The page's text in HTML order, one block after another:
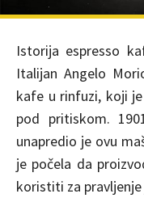
Istorija espresso
Italijan Angelo
kafe u rinfuzi, koji
pod pritiskom.
unapredio je ovu
je počela da
koristiti za